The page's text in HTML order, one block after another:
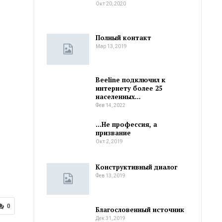
0
Окт 20, 2020
Полный контакт
Мар 13, 2019
Beeline подключил к
интернету более 25
населенных…
Фев 14, 2022
…Не профессия, а
призвание
Окт 2, 2019
Конструктивный диалог
Фев 13, 2019
Благословенный источник
Дек 31, 2019